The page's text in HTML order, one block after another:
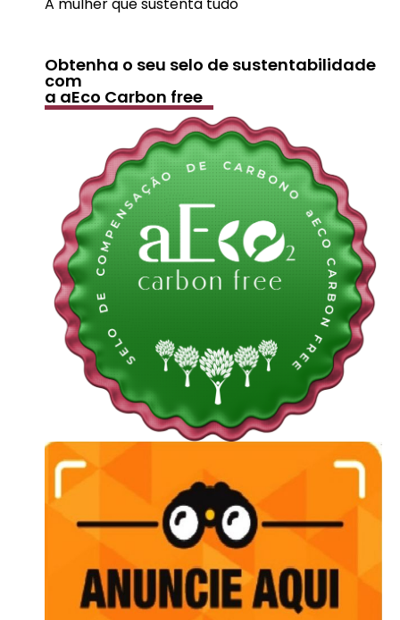
A mulher que sustenta tudo
Obtenha o seu selo de sustentabilidade
com
a aEco Carbon free